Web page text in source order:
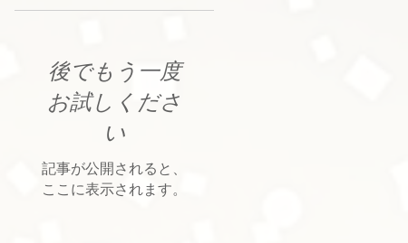
後でもう一度
お試しくださ
い
記事が公開されると、
ここに表示されます。